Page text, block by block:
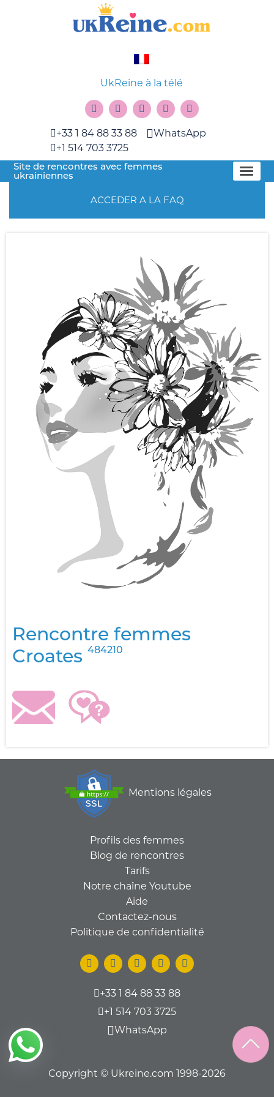
UkReine à la télé
+33 1 84 88 33 88
+1 514 703 3725
WhatsApp
Site de rencontres avec femmes
ukrainiennes
ACCEDER A LA FAQ
Rencontre femmes
Croates 484210
Mentions légales
Profils des femmes
Blog de rencontres
Tarifs
Notre chaîne Youtube
Aide
Contactez-nous
Politique de confidentialité
+33 1 84 88 33 88
+1 514 703 3725
WhatsApp
Copyright © Ukreine.com 1998-2026